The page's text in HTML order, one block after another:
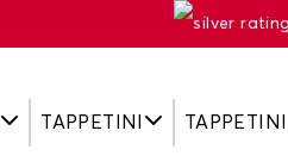
TAPPETINI